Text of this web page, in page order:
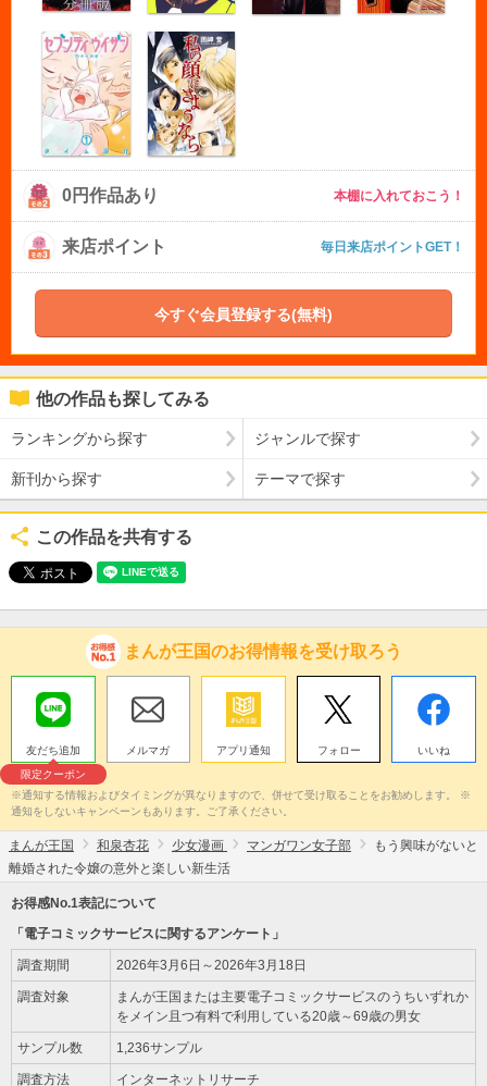
0円作品あり 本棚に入れておこう！
来店ポイント 毎日来店ポイントGET！
今すぐ会員登録する(無料)
他の作品も探してみる
ランキングから探す ジャンルで探す
新刊から探す テーマで探す
この作品を共有する
まんが王国のお得情報を受け取ろう
友だち追加
限定クーポン
メルマガ アプリ通知 フォロー いいね
※通知する情報およびタイミングが異なりますので、併せて受け取ることをお勧めします。 ※
通知をしないキャンペーンもあります。ご了承ください。
まんが王国 和泉杏花 少女漫画 マンガワン女子部
もう興味がないと
離婚された令嬢の意外と楽しい新生活
お得感No.1表記について
「電子コミックサービスに関するアンケート」
調査期間 2026年3月6日～2026年3月18日
調査対象
まんが王国または主要電子コミックサービスのうちいずれか
をメイン且つ有料で利用している20歳～69歳の男女
サンプル数 1,236サンプル
調査方法 インターネットリサーチ